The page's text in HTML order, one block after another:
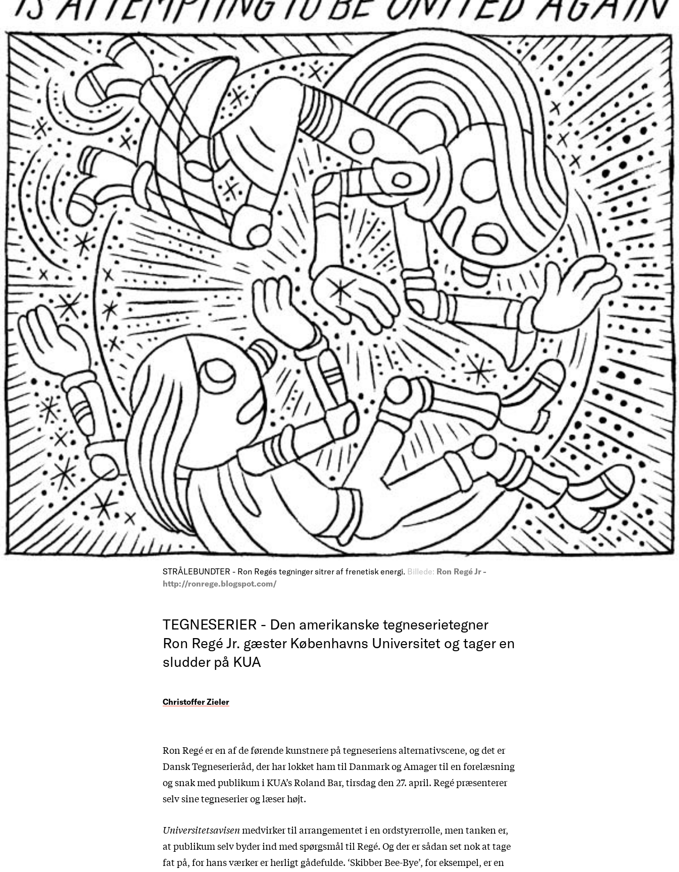
STRÅLEBUNDTER - Ron Regés tegninger sitrer af frenetisk energi. Billede: Ron Regé Jr -
http://ronrege.blogspot.com/
TEGNESERIER - Den amerikanske tegneserietegner
Ron Regé Jr. gæster Københavns Universitet og tager en
sludder på KUA
Christoffer Zieler
Ron Regé er en af de førende kunstnere på tegneseriens alternativscene, og det er
Dansk Tegneserieråd, der har lokket ham til Danmark og Amager til en forelæsning
og snak med publikum i KUA’s Roland Bar, tirsdag den 27. april. Regé præsenterer
selv sine tegneserier og læser højt.
Universitetsavisenmedvirker til arrangementet i en ordstyrerrolle, men tanken er,
at publikum selv byder ind med spørgsmål til Regé. Og der er sådan set nok at tage
fat på, for hans værker er herligt gådefulde. ‘Skibber Bee-Bye’, for eksempel, er en